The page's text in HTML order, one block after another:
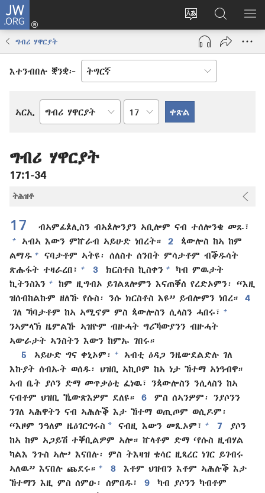
JW.ORG
ቋንቋ
ወብ
ሳይት
እቶ
(opens
window)
ኣብ
JW.ORG
ድለ
ግብሪ ሃዋርያት
እተንብበሉ ቛንቋ፦
ኣርኢ
መጻሕፍቲ
ምዕራፍ
ግብሪ ሃዋርያት
17:1-34
ትሕዝቶ
17 ብኣምፊጶሊስን ብኣጶሎንያን ኣቢሎም ናብ ተሰሎንቄ መጹ፣
+ ኣብኣ እውን ምኵራብ ኣይሁድ ነበረት። 2
ጳውሎስ ከኣ ከም
ልማዱ +
ናባታቶም ኣትዩ፡ ሰለስተ ሰንበት ምሳታቶም ብቕዱሳት
ጽሑፋት ተዛራረበ፣
+ 3 ክርስቶስ ኪስቀን +
ካብ ምዉታት
ኪትንስእን +
ከም ዚግብኦ ይገልጸሎምን እናጠቐሰ የረድኦምን፡ “እዚ
ዝሰብከልኩም ዘለኹ የሱስ፡ ንሱ ክርስቶስ እዩ” ይብሎምን ነበረ።
4
ገለ ኻባታቶም ከኣ ኣሚኖም ምስ ጳውሎስን ሲላስን ሓበሩ፣
+
ንኣምላኽ ዜምልኹ ኣዝዮም ብዙሓት ግሪኻውያንን ብዙሓት
ኣውራታት ኣንስትን እውን ከምኡ ገበሩ።
5
ኣይሁድ ግና ቀኒኦም፡ +
ኣብቲ ዕዳጋ ንዜውደልድሉ ገለ
እኩያት ሰብኡት ወሰዱ፡ ህዝቢ ኣኪቦም ከኣ ነታ ኸተማ ኣነዓብዋ።
ኣብ ቤት ያሶን ድማ መጥቃዕቲ ፈነዉ፣ ንጳውሎስን ንሲላስን ከኣ
ናብቶም ህዝቢ ኼውጽእዎም ደለዩ።
6
ምስ ሰኣንዎም፡ ንያሶንን
ንገለ ኣሕዋትን ናብ ኣሕሉቕ እታ ኸተማ ወጢጦም ወሲዶም፡
“እዞም ንዓለም ዜዕገርግሩስ * ናብዚ እውን መጺኦም፣ + 7
ያሶን
ከኣ ከም ኣጋይሽ ተቐቢልዎም ኣሎ። ኵላቶም ድማ ‘የሱስ ዚብሃል
ካልእ ንጉስ ኣሎ’ እናበሉ፡ ምስ ትእዛዝ ቄሳር ዚጻረር ነገር ይገብሩ
ኣለዉ” እናበሉ ጨደሩ። + 8
እቶም ህዝብን እቶም ኣሕሉቕ እታ
ኸተማን እዚ ምስ ሰምዑ፡ ሰምበዱ፣
9
ካብ ያሶንን ካብቶም